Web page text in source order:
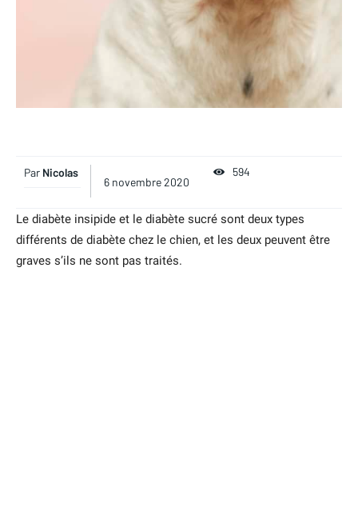
Par Nicolas
6 novembre 2020
594
Le diabète insipide et le diabète sucré sont deux types
différents de diabète chez le chien, et les deux peuvent être
graves s’ils ne sont pas traités.